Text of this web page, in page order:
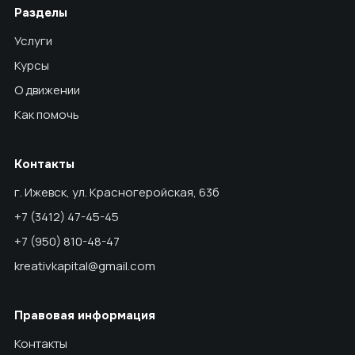
Разделы
Услуги
Курсы
О движении
Как помочь
Контакты
г. Ижевск, ул. Красногеройская, 63б
+7 (3412) 47-45-45
+7 (950) 810-48-47
kreativkapital@gmail.com
Правовая информация
Контакты